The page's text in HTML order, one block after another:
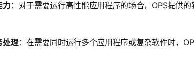
力 ：对于需要运行高性能应用程序的场合，OPS提供
处理：在需要同时运行多个应用程序或复杂软件时，